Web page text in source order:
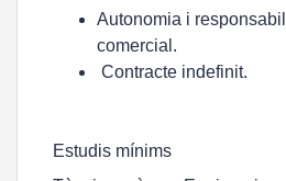
Autonomia i
comercial.
Contracte indefinit.
Estudis mínims